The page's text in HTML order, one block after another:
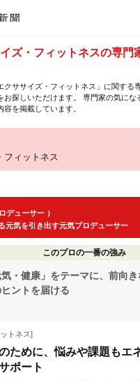
ズ・フィットネスの専門
クササイズ・フィットネス」に関する
お探しいただけます。 専門家の気にな
を掲載しています。
フィットネス
デューサー ）
元気を引き出す元気プロデューサー
このプロの一番の強み
気・健康」をテーマに、前向き
ントを届ける
トネス]
ために、悩みや課題もエ
ポート